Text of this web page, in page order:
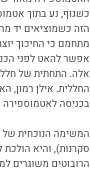
כשגוף, נע בתוך
הזה כשמוציאים יד
מתחמם כי החיכוך
אפשר להאט לפני
אלה. התחתית של
בכניסה
סקרנות), והיא
הרובוטים משוגרים